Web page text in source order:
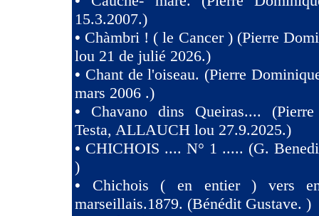
15.3.2007.)
• Chàmbri ! ( le Cancer ) (Pierre
lou 21 de julié 2026.)
• Chant de l'oiseau. (Pierre
mars 2006 .)
• Chavano dins Queiras....
Testa, ALLAUCH lou 27.9.2025.)
• CHICHOIS .... N° 1 ..... (G.
)
• Chichois ( en entier ) vers
marseillais.1879. (Bénédit Gustave. )